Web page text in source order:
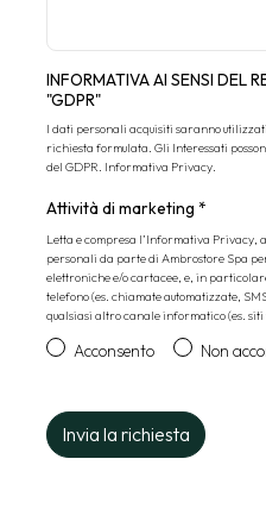
INFORMATIVA AI SENSI DEL
"GDPR"
I dati personali acquisiti saranno
richiesta formulata. Gli Interessati
del GDPR. Informativa Privacy.
Attività di marketing *
Letta e compresa l’Informativa Privacy,
personali da parte di Ambrostore Spa
elettroniche e/o cartacee, e, in
telefono (es. chiamate automatizzate,
qualsiasi altro canale informatico (es.
Acconsento Non